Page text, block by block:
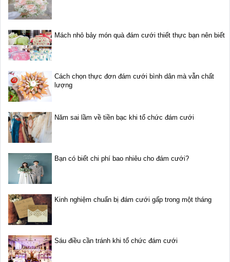
Mách nhỏ bảy món quà đám cưới thiết thực bạn nên biết
Cách chọn thực đơn đám cưới bình dân mà vẫn chất
lượng
Năm sai lầm về tiền bạc khi tổ chức đám cưới
Bạn có biết chi phí bao nhiêu cho đám cưới?
Kinh nghiệm chuẩn bị đám cưới gấp trong một tháng
Sáu điều cần tránh khi tổ chức đám cưới